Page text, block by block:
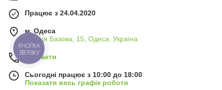
Працює з 24.04.2020
м. Одеса
вулиця Базова, 15, Одеса, Україна
Контакти
Сьогодні працює з 10:00 до 18:00
Показати весь графік роботи
КНОПКА
ЗВ'ЯЗКУ